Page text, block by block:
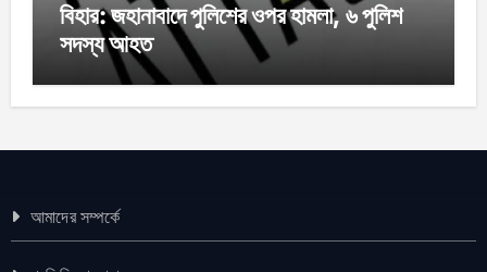
বিহার: জহানাবাদে পুলিশের ওপর হামলা, ৬ পুলিশ
সদস্য আহত
আমাদের সম্পর্কে